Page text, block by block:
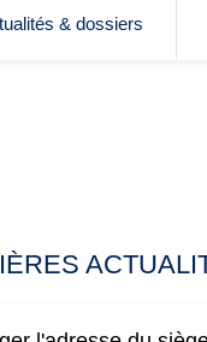
& dossiers